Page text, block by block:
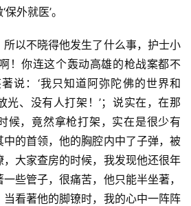
外就医’。
以不晓得他发生了什么事，护士小
！你连这个轰动高雄的枪战案都不
说：‘我只知道阿弥陀佛的世界和
光、没有人打架！’；说实在，在那
候，竟然拿枪打架，实在是很少有
的首领，他的胸腔内中了子弹，被
大家查房的时候，我发现他还很年
些管子，很痛苦，他只能半坐著，
看著他的脚镣时，我的心中一阵阵